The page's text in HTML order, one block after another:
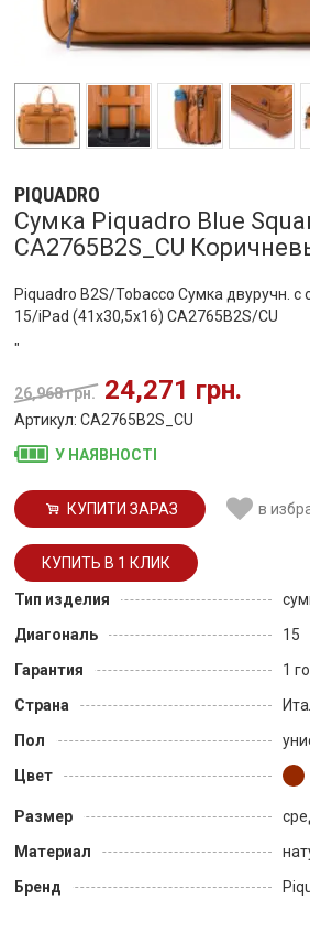
PIQUADRO
Сумка Piquadro Blue
CA2765B2S_CU
Piquadro B2S/Tobacco Сумка двуручн. с
15/iPad (41x30,5x16) CA2765B2S/CU
"
26,968 грн. 24,271 грн.
Артикул: CA2765B2S_CU
У НАЯВНОСТІ
КУПИТИ ЗАРАЗ в
Тип изделия
Диагональ
15
Гарантия
1
Страна
Пол
Цвет
Размер
Материал
Бренд